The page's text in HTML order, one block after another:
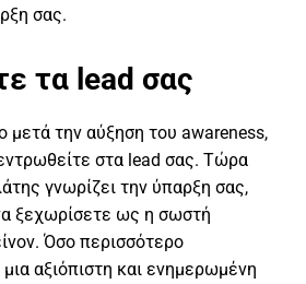
σας.
τα lead σας
μετά την αύξηση του awareness,
στα lead σας. Τώρα
γνωρίζει την ύπαρξη σας,
ξεχωρίσετε ως η σωστή
Όσο περισσότερο
αξιόπιστη και ενημερωμένη